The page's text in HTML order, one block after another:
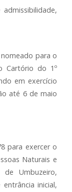
admissibilidade,
para o
Cartório do 1º
em exercício
até 6 de maio
para exercer o
Naturais e
Umbuzeiro,
inicial,